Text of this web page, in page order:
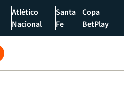
Atlético
Nacional
Santa
Fe
Copa
BetPlay